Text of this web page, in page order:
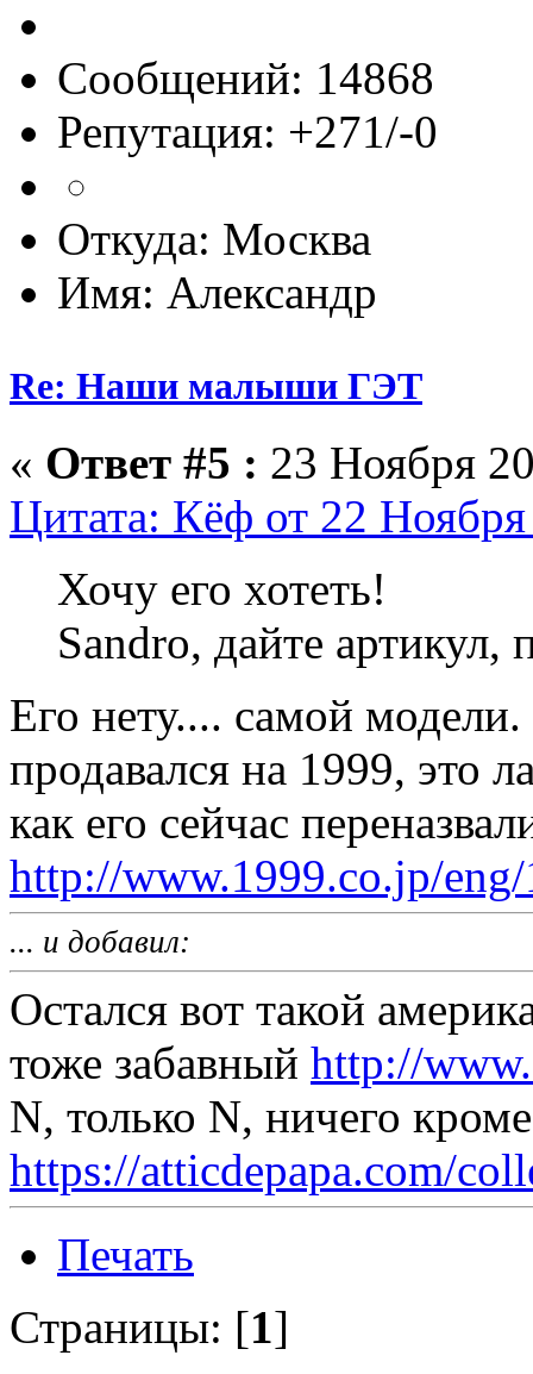
Сообщений: 14868
Репутация: +271/-0
Откуда: Москва
Имя: Александр
Re: Наши малыши ГЭТ
« Ответ #5 : 23 Ноября
Цитата: Кёф от 22
Хочу его хотеть!
Sandro, дайте артикул,
Его нету.... самой
продавался на 1999, это
как его сейчас
http://www.1999.co.jp/
... и добавил:
Остался вот такой
тоже забавный http://
N, только N, ничего
https://atticdepapa.com/
Печать
Страницы: [1]